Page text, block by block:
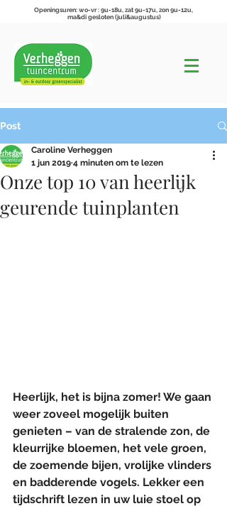
Openingsuren: wo-vr : 9u-18u, zat 9u-17u, zon 9u-12u,
ma&di gesloten (juli&augustus)
Post
Onze top 10 van heerlijk
geurende tuinplanten
Caroline Verheggen
1 jun 2019 4 minuten om te lezen
Heerlijk, het is bijna zomer! We gaan
weer zoveel mogelijk buiten
genieten – van de stralende zon, de
kleurrijke bloemen, het vele groen,
de zoemende bijen, vrolijke vlinders
en badderende vogels. Lekker een
tijdschrift lezen in uw luie stoel op